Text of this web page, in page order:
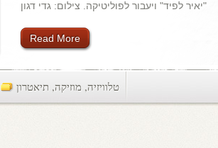
"יאיר לפיד" ויעבור לפוליטיקה. צילום: גדי דגון
Read More
טלוויזיה, מוזיקה, תיאטרון